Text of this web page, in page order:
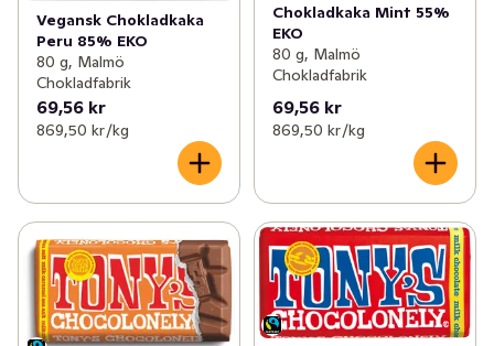
Vegansk Chokladkaka
Peru 85% EKO
80 g, Malmö
Chokladfabrik
69,56 kr
869,50 kr /kg
Chokladkaka Mint 55%
EKO
80 g, Malmö
Chokladfabrik
69,56 kr
869,50 kr /kg